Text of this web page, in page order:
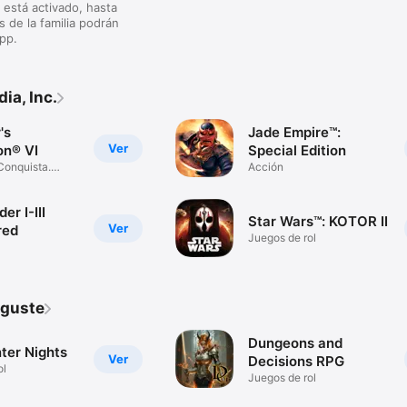
está activado, hasta
de la familia podrán
Inc.
Ver
VI
Ver
I-III
Jade Empire™:
Special Edition
Acción
Star Wars™: KOTOR II
Juegos de rol
Ver
Nights
Dungeons and
Decisions RPG
Juegos de rol